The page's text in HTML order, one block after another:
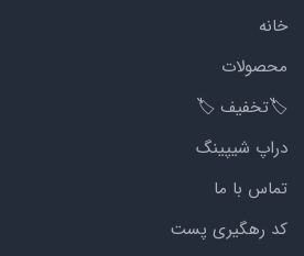
خانه
محصولات
🏷️تخفیف 🏷️
دراپ شیپینگ
تماس با ما
کد رهگیری پست